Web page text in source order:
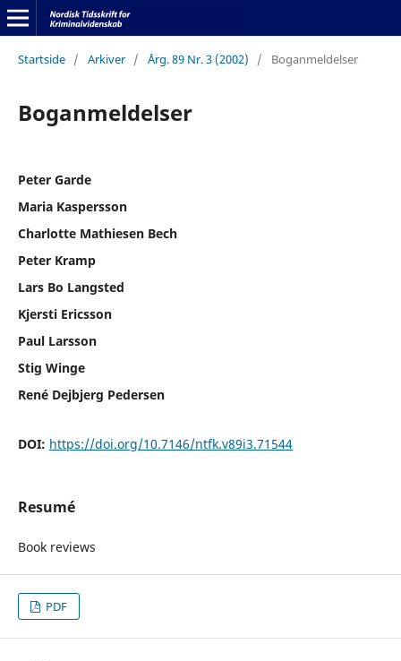
Startside / Arkiver / Årg. 89 Nr. 3 (2002) / Boganmeldelser
Boganmeldelser
Peter Garde
Maria Kaspersson
Charlotte Mathiesen Bech
Peter Kramp
Lars Bo Langsted
Kjersti Ericsson
Paul Larsson
Stig Winge
René Dejbjerg Pedersen
DOI: https://doi.org/10.7146/ntfk.v89i3.71544
Resumé
Book reviews
PDF